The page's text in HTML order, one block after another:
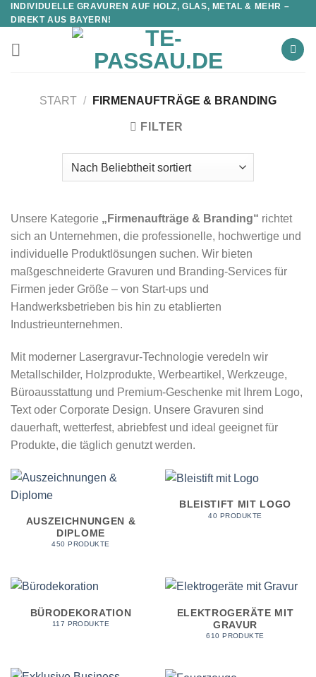
INDIVIDUELLE GRAVUREN AUF HOLZ, GLAS, METAL & MEHR –
DIREKT AUS BAYERN!
START / FIRMENAUFTRÄGE & BRANDING
FILTER
Unsere Kategorie „Firmenaufträge & Branding“ richtet
sich an Unternehmen, die professionelle, hochwertige und
individuelle Produktlösungen suchen. Wir bieten
maßgeschneiderte Gravuren und Branding-Services für
Firmen jeder Größe – von Start-ups und
Handwerksbetrieben bis hin zu etablierten
Industrieunternehmen.
Mit moderner Lasergravur-Technologie veredeln wir
Metallschilder, Holzprodukte, Werbeartikel, Werkzeuge,
Büroausstattung und Premium-Geschenke mit Ihrem Logo,
Text oder Corporate Design. Unsere Gravuren sind
dauerhaft, wetterfest, abriebfest und ideal geeignet für
Produkte, die täglich genutzt werden.
AUSZEICHNUNGEN &
DIPLOME
450 PRODUKTE
BLEISTIFT MIT LOGO
40 PRODUKTE
BÜRODEKORATION
117 PRODUKTE
ELEKTROGERÄTE MIT
GRAVUR
610 PRODUKTE